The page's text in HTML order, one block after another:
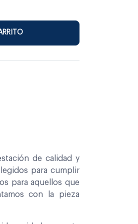
de calidad y
para cumplir
para aquellos que
con la pieza